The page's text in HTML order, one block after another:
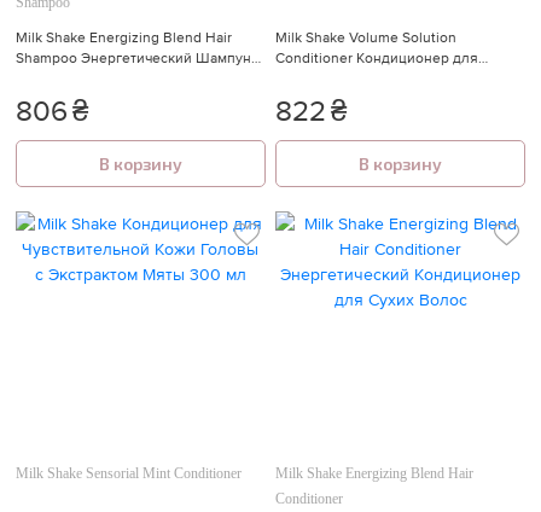
Milk Shake Energizing Blend Hair
Shampoo Энергетический Шампунь
806₴
В корзину
Milk Shake Volume Solution
Conditioner Кондиционер для
822₴
В корзину
Milk Shake Sensorial Mint Conditioner
Milk Shake Energizing Blend Hair
Conditioner